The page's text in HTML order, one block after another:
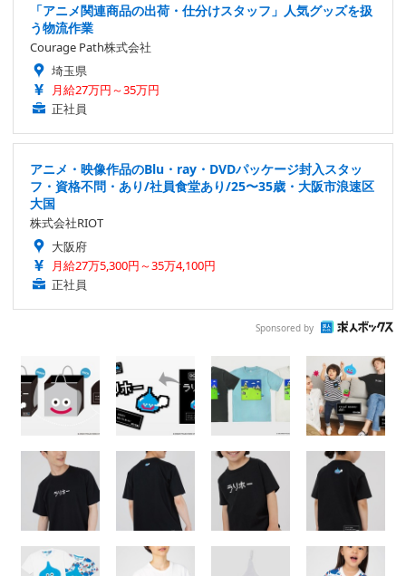
「アニメ関連商品の出荷・仕分けスタッフ」人気グッズを扱
う物流作業
Courage Path株式会社
埼玉県
月給27万円～35万円
正社員
アニメ・映像作品のBlu・ray・DVDパッケージ封入スタッ
フ・資格不問・あり/社員食堂あり/25〜35歳・大阪市浪速区
大国
株式会社RIOT
大阪府
月給27万5,300円～35万4,100円
正社員
Sponsored by